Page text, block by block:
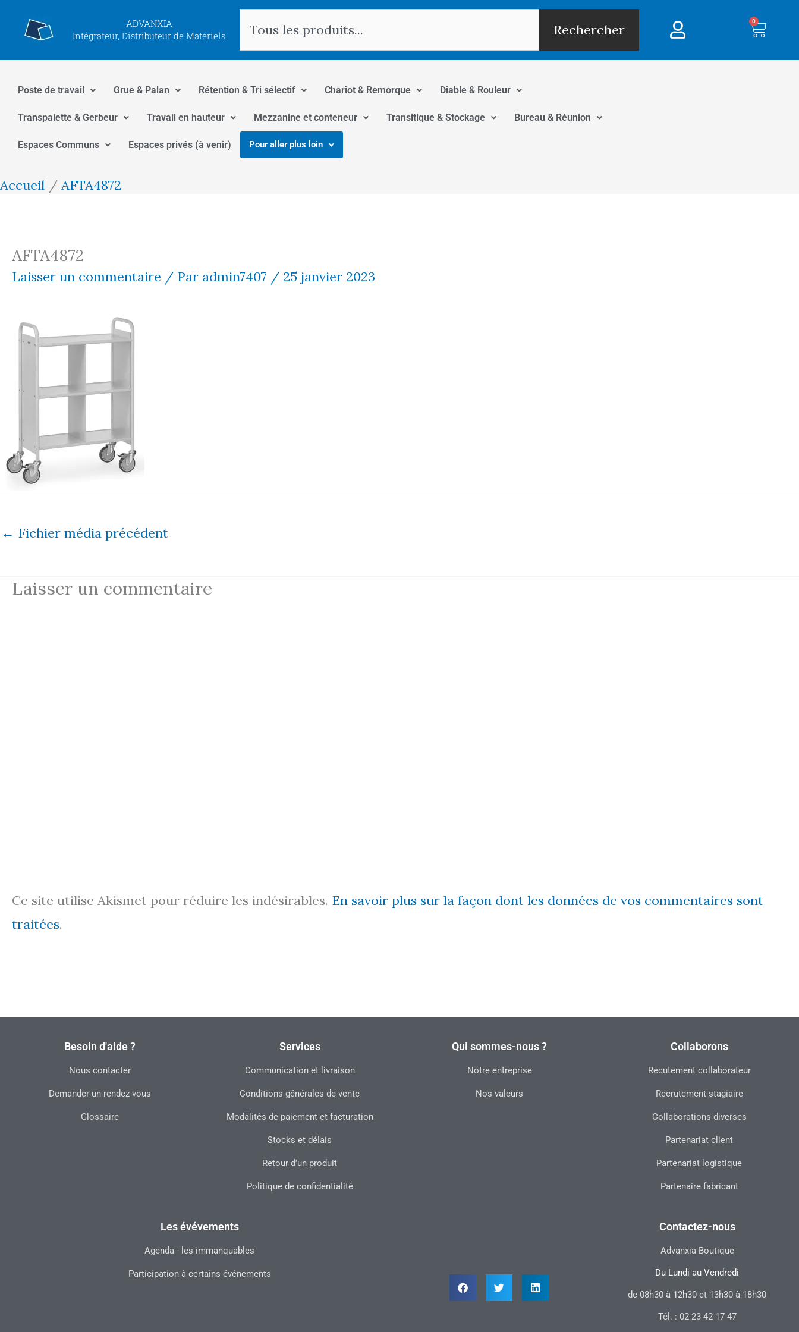
contenu
ADVANXIA
Intégrateur, Distributeur de Matériels
Rechercher
0
Poste de travail Grue & Palan Rétention & Tri sélectif Chariot & Remorque Diable & Rouleur
Transpalette & Gerbeur Travail en hauteur Mezzanine et conteneur Transitique & Stockage Bureau & Réunion
Espaces Communs Espaces privés (à venir) Pour aller plus loin
Accueil AFTA4872
AFTA4872
Laisser un commentaire / Par admin7407 / 25 janvier 2023
← Fichier média précédent
Laisser un commentaire
Ce site utilise Akismet pour réduire les indésirables. En savoir plus sur la façon dont les données de vos commentaires sont
traitées.
Besoin d'aide ?
Nous contacter
Demander un rendez-vous
Glossaire
Services
Communication et livraison
Conditions générales de vente
Modalités de paiement et facturation
Stocks et délais
Retour d'un produit
Politique de confidentialité
Qui sommes-nous ?
Notre entreprise
Nos valeurs
Collaborons
Recutement collaborateur
Recrutement stagiaire
Collaborations diverses
Partenariat client
Partenariat logistique
Partenaire fabricant
Les évévements
Agenda - les immanquables
Participation à certains événements
Contactez-nous
Advanxia Boutique
Du Lundi au Vendredi
de 08h30 à 12h30 et 13h30 à 18h30
Tél. : 02 23 42 17 47